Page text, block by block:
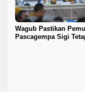
Wagub Pastikan
Pascagempa Sigi